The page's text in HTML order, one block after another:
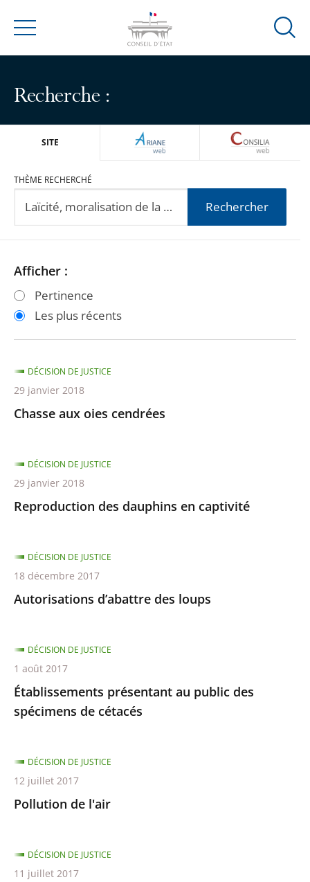
Menu
Ouvrir
Recherche :
SITE ARIANEWEB
THÈME RECHERCHÉ
Rechercher
Passer
les
filtres
après
Passer
les
filtres
avant
Afficher :
Pertinence
Les plus récents
Chasse aux oies cendrées
DÉCISION DE JUSTICE
29 janvier 2018
Reproduction des dauphins en captivité
DÉCISION DE JUSTICE
29 janvier 2018
Autorisations d’abattre des loups
DÉCISION DE JUSTICE
18 décembre 2017
Établissements présentant au public des
spécimens de cétacés
DÉCISION DE JUSTICE
1 août 2017
Pollution de l'air
DÉCISION DE JUSTICE
12 juillet 2017
DÉCISION DE JUSTICE
11 juillet 2017